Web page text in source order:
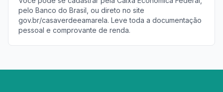
pelo Banco do Brasil, ou direto no site
gov.br/casaverdeeamarela. Leve toda a documentação
pessoal e comprovante de renda.